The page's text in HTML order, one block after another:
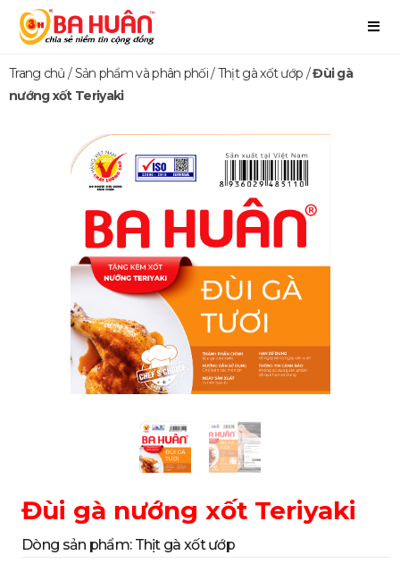
Trang chủ /Sản phẩm và phân phối/Thịt gà xốt ướp /Đùi gà
nướng xốt Teriyaki
Đùi gà nướng xốt Teriyaki
Dòng sản phẩm: Thịt gà xốt ướp